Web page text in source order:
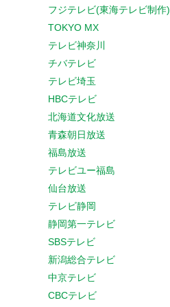
フジテレビ(東海テレビ制作)
TOKYO MX
テレビ神奈川
チバテレビ
テレビ埼玉
HBCテレビ
北海道文化放送
青森朝日放送
福島放送
テレビユー福島
仙台放送
テレビ静岡
静岡第一テレビ
SBSテレビ
新潟総合テレビ
中京テレビ
CBCテレビ